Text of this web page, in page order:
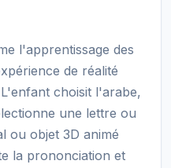
l'apprentissage des
de réalité
choisit l'arabe,
une lettre ou
ou objet 3D animé
la prononciation et